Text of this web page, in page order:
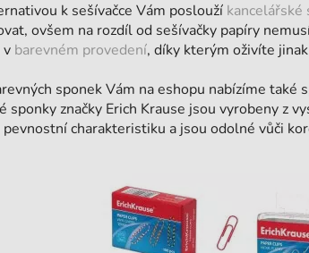
k sešívačce Vám poslouží kancelářské
ovšem na rozdíl od sešívačky papíry
v barevném provedení, díky kterým oživíte
sponek Vám na eshopu nabízíme také
sponky značky Erich Krause jsou vyrobeny z
charakteristiku a jsou odolné vůči